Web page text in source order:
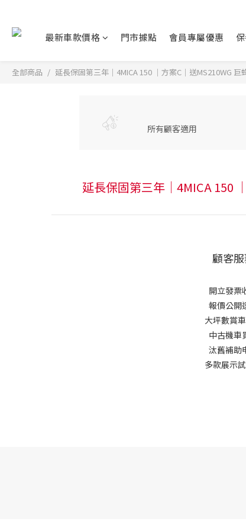
最新車款價格 門市據點 會員專屬優惠
全部商品 延長保固第三年｜4MICA 150 ｜方案C｜送MS210WG 巨
所有顧客適用
延長保固第三年｜4MICA 150
顧客
開立發票
報價公開
大坪數賞
中古機車
汰舊補助
多款展示